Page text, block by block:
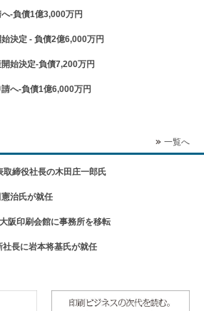
-負債1億3,000万円
決定 - 負債2億6,000万円
始決定-負債7,200万円
へ-負債1億6,000万円
一覧へ
取締役社長の木田庄一郎氏
治氏が就任
阪印刷会館に事務所を移転
長に岩本将基氏が就任